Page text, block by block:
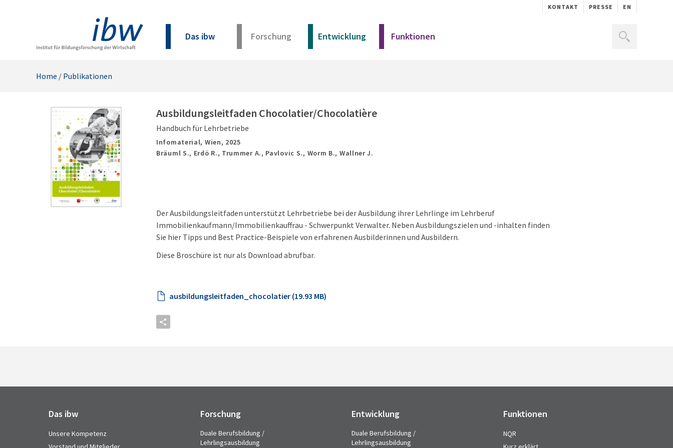
KONTAKT PRESSE EN
Das ibw Forschung Entwicklung Funktionen
Materialien
Home / Publikationen
Ausbildungsleitfaden Chocolatier/Chocolatière
Handbuch für Lehrbetriebe
Infomaterial, Wien, 2025
Bräuml S., Erdö R., Trummer A., Pavlovic S., Worm B., Wallner J.
Der Ausbildungsleitfaden unterstützt Lehrbetriebe bei der Ausbildung ihrer Lehrlinge im Lehrberuf
Immobilienkaufmann/Immobilienkauffrau - Schwerpunkt Verwalter. Neben Ausbildungszielen und -inhalten finden
Sie hier Tipps und Best Practice-Beispiele von erfahrenen Ausbilderinnen und Ausbildern.
Diese Broschüre ist nur als Download abrufbar.
ausbildungsleitfaden_chocolatier (19.93 MB)
Das ibw
Unsere Kompetenz
Forschung
Duale Berufsbildung /
Lehrlingsausbildung
Entwicklung
Duale Berufsbildung /
Lehrlingsausbildung
Funktionen
NQR